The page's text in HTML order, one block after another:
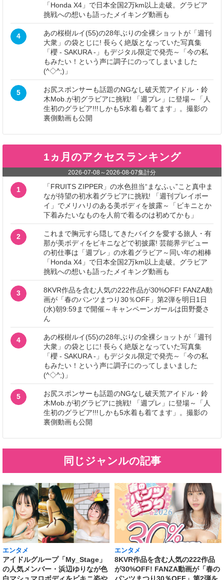
「Honda X4」で日本全国2万km以上走破。グラビア
挑戦への想いも語ったメイキング動画も
4
あの桜樹ルイ(55)の28年ぶりの全裸ショットが「週刊
大衆」の袋とじに! 長らく絶版となっていた写真集
「櫻 - SAKURA -」もデジタル限定で発売～「今の私
もみたい！という声に調子にのってしまいました
(^◇^;)」
5
お尻スポンサーも話題のNGなし破天荒アイドル・鈴
木Mob.が初グラビアに挑戦! 「週プレ」に登場～「人
生初のグラビア!!!しかも5水着も着てます」。撮影の
裏側動画も公開
1ヵ月のアクセスランキング
2026-07-08 ～ 2026-08-07集計分
1
「FRUITS ZIPPER」の水色担当“まなふぃ”こと真中ま
なが待望の初水着グラビアに挑戦! 「週刊プレイボー
イ」でメリハリのある美ボディを披露～「ビキニとか
下着みたいなものを人前で着るのは初めてかも」
2
これまで胸元すら隠してきたバイクを愛する旅人・有
那が美ボディをビキニなどで初披露! 芸能界デビュー
の初仕事は「週プレ」の水着グラビア～同い年の相棒
「Honda X4」で日本全国2万km以上走破。グラビア
挑戦への想いも語ったメイキング動画も
3
8KVR作品を含む人気の222作品が30%OFF! FANZA動
画が「春のパンツまつり30％OFF」第2弾を明日1日
(水)朝9:59まで開催～キャンペーンガールは田野憂さ
ん
4
あの桜樹ルイ(55)の28年ぶりの全裸ショットが「週刊
大衆」の袋とじに! 長らく絶版となっていた写真集
「櫻 - SAKURA -」もデジタル限定で発売～「今の私
もみたい！という声に調子にのってしまいました
(^◇^;)」
5
お尻スポンサーも話題のNGなし破天荒アイドル・鈴
木Mob.が初グラビアに挑戦! 「週プレ」に登場～「人
生初のグラビア!!!しかも5水着も着てます」。撮影の
裏側動画も公開
同じジャンルの記事
エンタメ
アイドルグループ「My_Stage」
の人気メンバー・浜辺ゆりなが色
エンタメ
8KVR作品を含む人気の222作品
が30%OFF! FANZA動画が「春の